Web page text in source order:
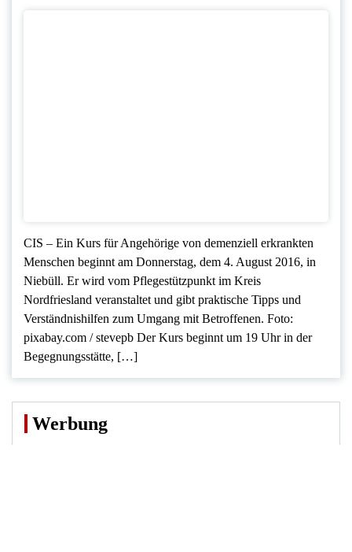
CIS – Ein Kurs für Angehörige von demenziell erkrankten
Menschen beginnt am Donnerstag, dem 4. August 2016, in
Niebüll. Er wird vom Pflegestützpunkt im Kreis
Nordfriesland veranstaltet und gibt praktische Tipps und
Verständnishilfen zum Umgang mit Betroffenen. Foto:
pixabay.com / stevepb Der Kurs beginnt um 19 Uhr in der
Begegnungsstätte, […]
Werbung